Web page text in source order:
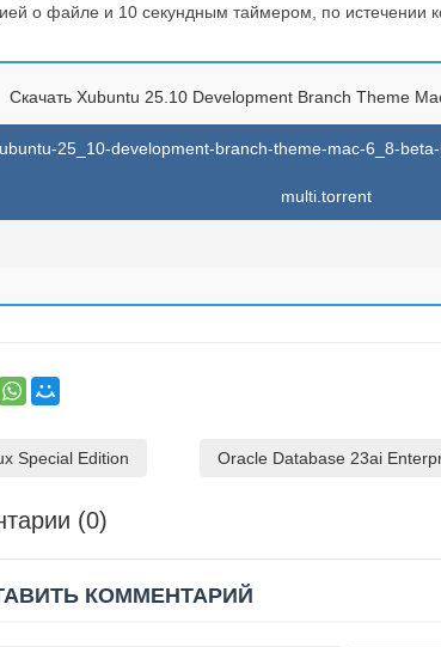
о файле и 10 секундным таймером, по истечении
Скачать Xubuntu 25.10 Development Branch Theme
25_10-development-branch-theme-mac-6_8-
multi.torrent
Special Edition Oracle Database 23ai
(0)
КОММЕНТАРИЙ